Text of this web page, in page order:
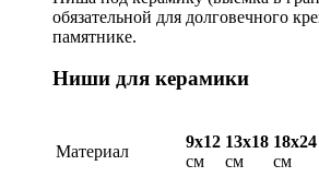
обязательной для долговечного
памятнике.
Ниши для керамики
Материал
9х12
см
13х18
см
18х24
см